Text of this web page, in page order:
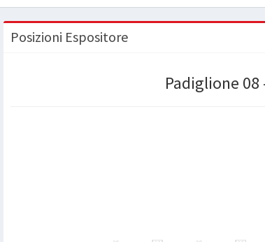
Posizioni Espositore
Padiglione 08